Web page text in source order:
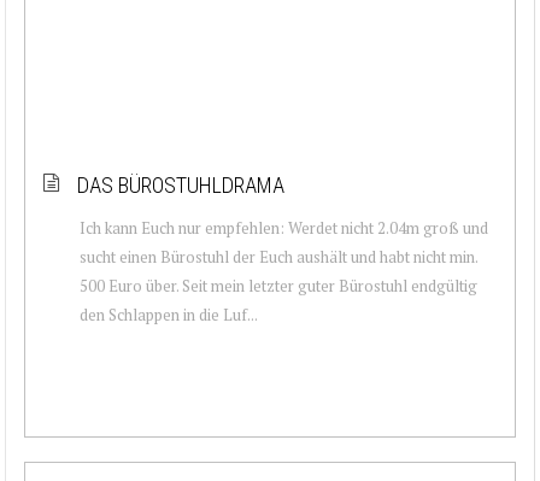
DAS BÜROSTUHLDRAMA
Ich kann Euch nur empfehlen: Werdet nicht 2.04m groß und
sucht einen Bürostuhl der Euch aushält und habt nicht min.
500 Euro über. Seit mein letzter guter Bürostuhl endgültig
den Schlappen in die Luf...